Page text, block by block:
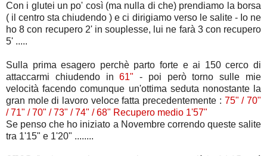
Con i glutei un po' così (ma nulla di che) prendiamo la borsa
( il centro sta chiudendo ) e ci dirigiamo verso le salite - Io ne
ho 8 con recupero 2' in souplesse, lui ne farà 3 con recupero
5' .....
Sulla prima esagero perchè parto forte e ai 150 cerco di
attaccarmi chiudendo in61" - poi però torno sulle mie
velocità facendo comunque un'ottima seduta nonostante la
gran mole di lavoro veloce fatta precedentemente : 75" / 70"
/ 71" / 70" / 73" / 74" / 68" Recupero medio 1'57"
Se penso che ho iniziato a Novembre correndo queste salite
tra 1'15" e 1'20" ........